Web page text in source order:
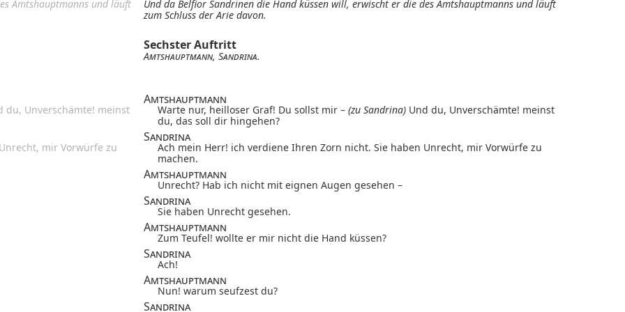
Amtshauptmanns und läuft
Und da Belfior Sandrinen die Hand küssen will, erwischt er die des Amtshauptmanns und läuft
zum Schluss der Arie davon.
Sechster Auftritt
Amtshauptmann, Sandrina.
Amtshauptmann
du, Unverschämte! meinst Warte nur, heilloser Graf! Du sollst mir – (zu Sandrina) Und du, Unverschämte! meinst
du, das soll dir hingehen?
Sandrina
mir Vorwürfe zu
Ach mein Herr! ich verdiene Ihren Zorn nicht. Sie haben Unrecht, mir Vorwürfe zu
machen.
Amtshauptmann
Unrecht? Hab ich nicht mit eignen Augen gesehen –
Sandrina
Sie haben Unrecht gesehen.
Amtshauptmann
Zum Teufel! wollte er mir nicht die Hand küssen?
Sandrina
Ach!
Amtshauptmann
Nun! warum seufzest du?
Sandrina